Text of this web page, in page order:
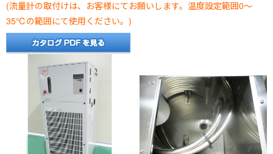
(流量計の取付けは、お客様にてお願いします。温度設定範囲0～
35℃の範囲にて使用ください。)